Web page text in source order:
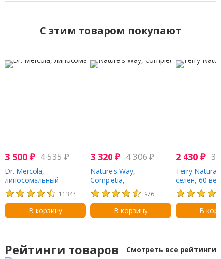
C этим товаром покупают
3 500 ₽ 4 535₽
Dr. Mercola,
липосомальный
витамин С, 500 мг, 60
капсул
11347
В корзину
3 320 ₽ 4 306₽
Nature's Way,
Completia,
мультивитаминный
комплекс для
диабетиков, не
содержит железа, 60
976
В корзину
2 430 ₽ 3
Terry
селен, 60
капсул
В
Рейтинги товаров Смотреть все рейтинги